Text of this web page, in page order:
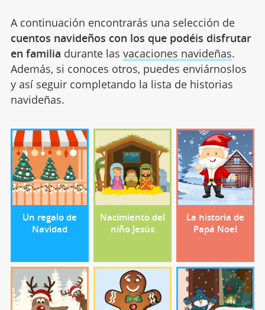
A continuación encontrarás una selección de
cuentos navideños con los que podéis disfrutar
en familia durante las vacaciones navideñas.
Además, si conoces otros, puedes enviárnoslos
y así seguir completando la lista de historias
navideñas.
Un regalo de
Navidad
Nacimiento del
niño Jesús
La historia de
Papá Noel